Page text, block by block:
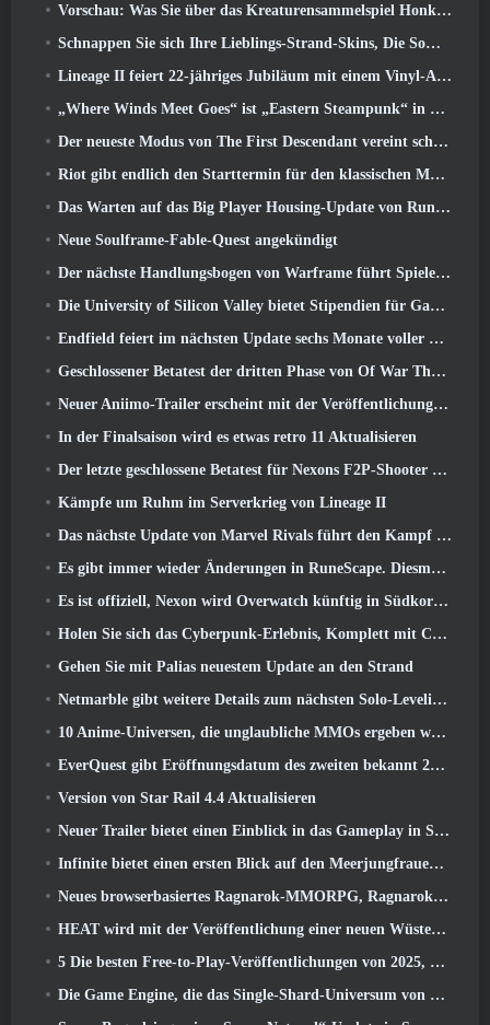
Vorschau: Was Sie über das Kreaturensammelspiel Honkai von HoYoverse wissen sollten: Link-Seele
Schnappen Sie sich Ihre Lieblings-Strand-Skins, Die Sommerspiele sind zu Overwatch zurückgekehrt
Lineage II feiert 22-jähriges Jubiläum mit einem Vinyl-Album in Collector’s Edition
„Where Winds Meet Goes“ ist „Eastern Steampunk“ in der Version 2.0
Der neueste Modus von The First Descendant vereint schwierige Void-Intercept-Kämpfe und die Tiefen
Riot gibt endlich den Starttermin für den klassischen Modus von League of Legends bekannt
Das Warten auf das Big Player Housing-Update von RuneScape hat ein Ende
Neue Soulframe-Fable-Quest angekündigt
Der nächste Handlungsbogen von Warframe führt Spieler zu einer völlig neuen Sternenkarte, Das Tau-System
Die University of Silicon Valley bietet Stipendien für Gaming an und einige der Anforderungen sind interessant
Endfield feiert im nächsten Update sechs Monate voller Fabriken und Seilrutschen
Geschlossener Betatest der dritten Phase von Of War Thunder Infantry Battles angekündigt
Neuer Aniimo-Trailer erscheint mit der Veröffentlichung des neuesten geschlossenen Betatests
In der Finalsaison wird es etwas retro 11 Aktualisieren
Der letzte geschlossene Betatest für Nexons F2P-Shooter Sudden Attack Zero Point hat heute begonnen
Kämpfe um Ruhm im Serverkrieg von Lineage II
Das nächste Update von Marvel Rivals führt den Kampf zu den Göttern
Es gibt immer wieder Änderungen in RuneScape. Diesmal handelt es sich um Spielerunterkünfte
Es ist offiziell, Nexon wird Overwatch künftig in Südkorea veröffentlichen
Holen Sie sich das Cyberpunk-Erlebnis, Komplett mit Cyberpsychose, Im nächsten Crossover-Event von Apex Legends
Gehen Sie mit Palias neuestem Update an den Strand
Netmarble gibt weitere Details zum nächsten Solo-Leveling-Spiel bekannt, Solo-Leveling: KARMA auf der Anime Expo
10 Anime-Universen, die unglaubliche MMOs ergeben würden
EverQuest gibt Eröffnungsdatum des zweiten bekannt 2026 Zeitlich begrenzter Erweiterungsserver
Version von Star Rail 4.4 Aktualisieren
Neuer Trailer bietet einen Einblick in das Gameplay in Silver Palace
Infinite bietet einen ersten Blick auf den Meerjungfrauen-ähnlichen Helden, der in SS13 erscheint: Nachlicht
Neues browserbasiertes Ragnarok-MMORPG, Ragnarok-Universum angekündigt
HEAT wird mit der Veröffentlichung einer neuen Wüstenkarte heißer
5 Die besten Free-to-Play-Veröffentlichungen von 2025, Lohnt es sich noch, in ihnen zu spielen? 2026?
Die Game Engine, die das Single-Shard-Universum von Eve Online antreibt, ist jetzt Open Source